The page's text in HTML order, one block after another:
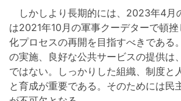
しかしより長期的には、2023年4月
は2021年10月の軍事クーデターで頓
化プロセスの再開を目指すべきである
の実施、良好な公共サービスの提供は
ではない。しっかりした組織、制度と
と育成が重要である。そのためには民